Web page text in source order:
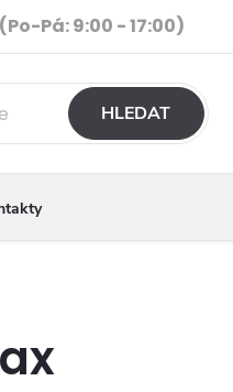
(Po-Pá: 9:00 - 17:00)
e-shopu Porovnání
HLEDAT